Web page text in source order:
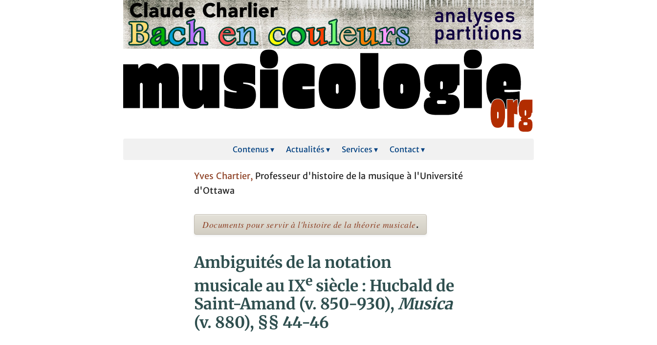
Contenus ▾ Actualités ▾ Services ▾ Contact ▾
Yves Chartier, Professeur d'histoire de la musique à l'Université
d'Ottawa
Documents pour servir à l'histoire de la théorie musicale.
Ambiguités de la notation
musicale au IXe siècle : Hucbald de
Saint-Amand (v. 850-930), Musica
(v. 880), §§ 44-46